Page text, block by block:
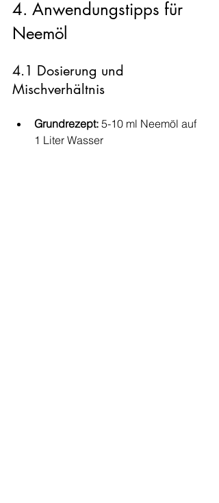
4. Anwendungstipps für
Neemöl
4.1 Dosierung und
Mischverhältnis
Grundrezept: 5-10 ml Neemöl auf
1 Liter Wasser